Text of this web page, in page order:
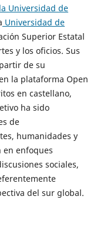
Universidad de
Universidad de
Superior Estatal
y los oficios. Sus
de su
la plataforma Open
en castellano,
ha sido
de
humanidades y
en enfoques
sociales,
del sur global.